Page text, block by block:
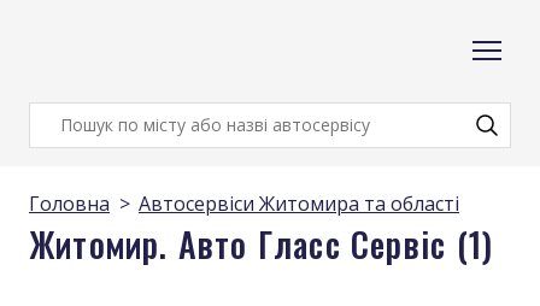
Головна Автосервіси Житомира та області
Житомир. Авто Гласс Сервіс (1)